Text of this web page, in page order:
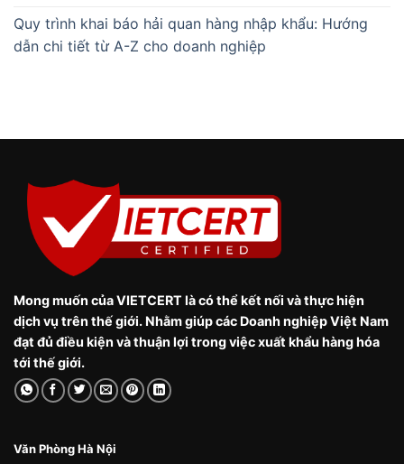
Quy trình khai báo hải quan hàng nhập khẩu: Hướng
dẫn chi tiết từ A-Z cho doanh nghiệp
Mong muốn của VIETCERT là có thể kết nối và thực hiện
dịch vụ trên thế giới. Nhằm giúp các Doanh nghiệp Việt Nam
đạt đủ điều kiện và thuận lợi trong việc xuất khẩu hàng hóa
tới thế giới.
Văn Phòng Hà Nội